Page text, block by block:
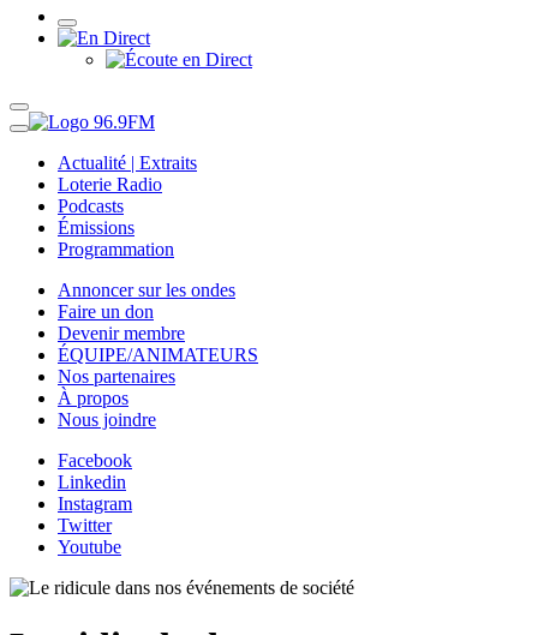
Actualité | Extraits
Loterie Radio
Podcasts
Émissions
Programmation
Annoncer sur les ondes
Faire un don
Devenir membre
ÉQUIPE/ANIMATEURS
Nos partenaires
À propos
Nous joindre
Facebook
Linkedin
Instagram
Twitter
Youtube